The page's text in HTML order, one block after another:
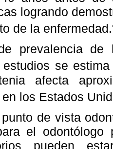
logrando
de la enfermedad.
prevalencia de
estudios se
afecta
los Estados
de vista
el
pueden